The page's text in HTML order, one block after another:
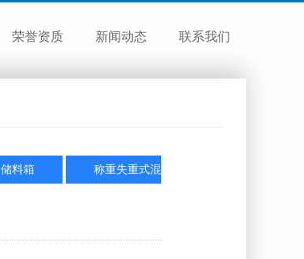
荣誉资质 新闻动态 联系我们
储料箱
称重失重式混